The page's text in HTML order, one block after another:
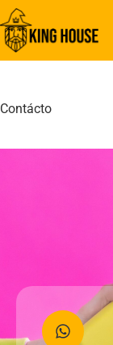
Contácto